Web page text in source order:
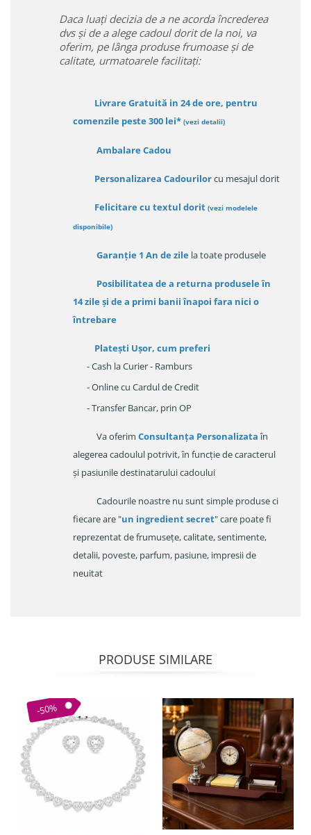
Daca luați decizia de a ne acorda încrederea
dvs și de a alege cadoul dorit de la noi, va
oferim, pe lânga produse frumoase și de
calitate, urmatoarele facilitați:
Livrare Gratuită in 24 de ore, pentru
comenzile peste 300 lei* (vezi detalii)
Ambalare Cadou
Personalizarea Cadourilorcu mesajul dorit
Felicitare cu textul dorit (vezi modelele
disponibile)
Garanție 1 An de zile la toate produsele
Posibilitatea de a returna produsele în
14 zileși de a primi banii înapoi fara nici o
întrebare
Platești Ușor, cum preferi
- Cash la Curier - Ramburs
- Online cu Cardul de Credit
- Transfer Bancar, prin OP
Va oferim Consultanța Personalizataîn
alegerea cadoulul potrivit, în funcție de caracterul
și pasiunile destinatarului cadoului
Cadourile noastre nu sunt simple produse ci
fiecare are "un ingredient secret" care poate fi
reprezentat de frumusețe, calitate, sentimente,
detalii, poveste, parfum, pasiune, impresii de
neuitat
PRODUSE SIMILARE
-50%